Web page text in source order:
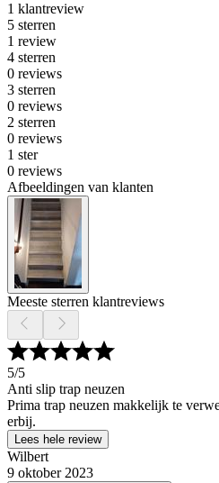
1 klantreview
5 sterren
1 review
4 sterren
0 reviews
3 sterren
0 reviews
2 sterren
0 reviews
1 ster
0 reviews
Afbeeldingen van klanten
Meeste sterren klantreviews
5/5
Anti slip trap neuzen
Prima trap neuzen makkelijk te
erbij.
Lees hele review
Wilbert
9 oktober 2023